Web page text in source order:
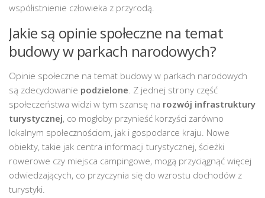
współistnienie człowieka z przyrodą.
Jakie są opinie społeczne na temat
budowy w parkach narodowych?
Opinie społeczne na temat budowy w parkach narodowych
są zdecydowanie podzielone . Z jednej strony część
społeczeństwa widzi w tym szansę na rozwój infrastruktury
turystycznej, co mogłoby przynieść korzyści zarówno
lokalnym społecznościom, jak i gospodarce kraju. Nowe
obiekty, takie jak centra informacji turystycznej, ścieżki
rowerowe czy miejsca campingowe, mogą przyciągnąć więcej
odwiedzających, co przyczynia się do wzrostu dochodów z
turystyki.